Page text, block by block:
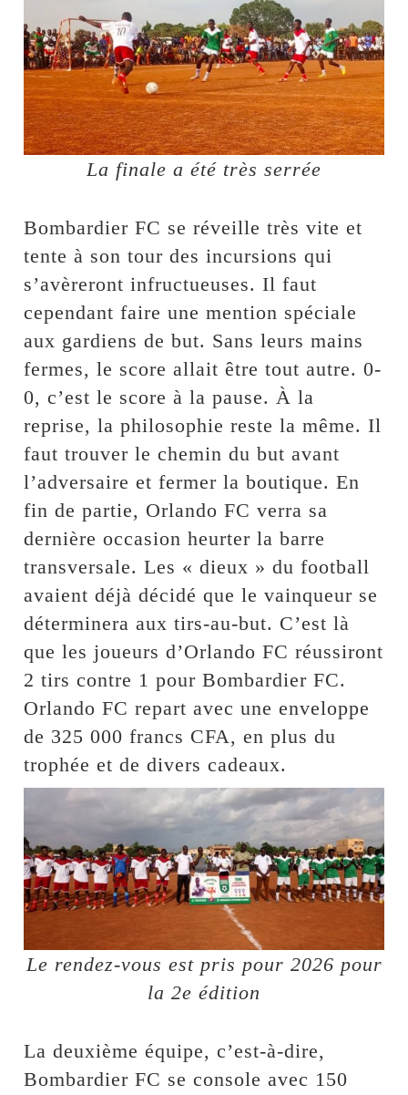
La finale a été très serrée
Bombardier FC se réveille très vite et
tente à son tour des incursions qui
s’avèreront infructueuses. Il faut
cependant faire une mention spéciale
aux gardiens de but. Sans leurs mains
fermes, le score allait être tout autre. 0-
0, c’est le score à la pause. À la
reprise, la philosophie reste la même. Il
faut trouver le chemin du but avant
l’adversaire et fermer la boutique. En
fin de partie, Orlando FC verra sa
dernière occasion heurter la barre
transversale. Les « dieux » du football
avaient déjà décidé que le vainqueur se
déterminera aux tirs-au-but. C’est là
que les joueurs d’Orlando FC réussiront
2 tirs contre 1 pour Bombardier FC.
Orlando FC repart avec une enveloppe
de 325 000 francs CFA, en plus du
trophée et de divers cadeaux.
Le rendez-vous est pris pour 2026 pour
la 2e édition
La deuxième équipe, c’est-à-dire,
Bombardier FC se console avec 150